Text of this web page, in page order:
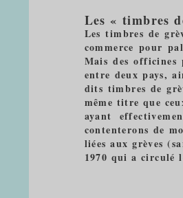
Les « timbres
Les timbres de
commerce pour
Mais des
entre deux pays,
dits timbres de
même titre que
ayant
contenterons de
liées aux grèves
1970 qui a circulé